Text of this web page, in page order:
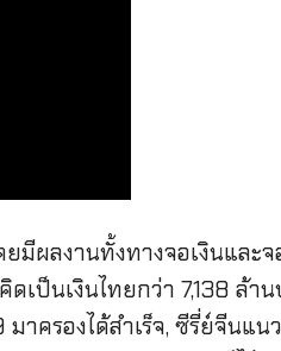
ผลงานทั้งทางจอเงินและ
เป็นเงินไทยกว่า 7,138 ล้า
ครองได้สำเร็จ, ซีรี่ย์จีนแ